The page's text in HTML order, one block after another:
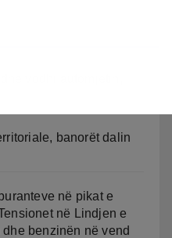
banorët dalin
në pikat e
në Lindjen e
benzinën në vend